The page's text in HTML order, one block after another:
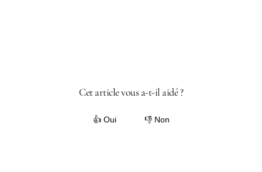
Cet article vous a-t-il aidé ?
👍 Oui 👎 Non